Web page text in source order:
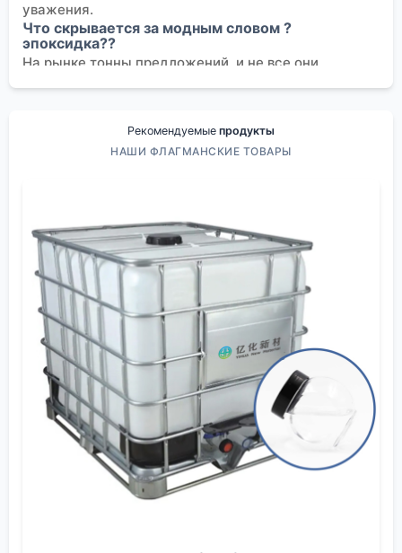
уважения.
Что скрывается за модным словом ?
эпоксидка??
На рынке тонны предложений, и не все они
одинаково полезны для столешницы. Основная
смолу, например, для бижутерии или тонких
покрытий. Тут нужен именнолитьевой состав
полимеризоваться, чтобы успел выйти воздух и не
пошло перегрева. Я видел, как стол буквально ?
вело? из-за неправильно подобранной смолы —
внутренние напряжения никто не отменял.
Важный момент — устойчивость к УФ-излучению.
Без этого компонента ваш стильный дизайн с
деревянным слэбом через полгода на солнечной
стороне кухни может приобрести неприятный
желтоватый оттенок. И это уже не исправить.
Поэтому всегда смотрю на маркировку и
техпаспорт, ищу именно те составы, где заявлена
защита от ультрафиолета. Иногда приходится
добавлять стабилизаторы отдельно, но это уже
Рекомендуемые продукты
НАШИ ФЛАГМАНСКИЕ ТОВАРЫ